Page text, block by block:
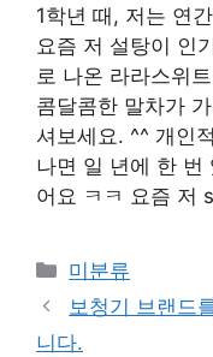
1학년 때, 저는 연
요즘 저 설탕이 인
로 나온 라라스위
콤달콤한 말차가
셔보세요. ^^ 개인
나면 일 년에 한 번
어요 ㅋㅋ 요즘 저
Categories
미분류
보청기 브랜드
니다.